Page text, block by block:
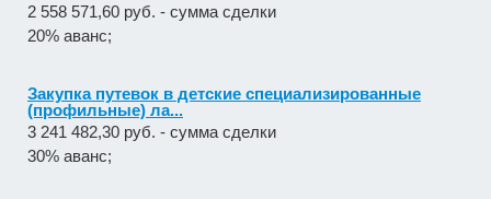
2 558 571,60 руб. - сумма сделки
20% аванс;
Закупка путевок в детские специализированные
(профильные) ла...
3 241 482,30 руб. - сумма сделки
30% аванс;